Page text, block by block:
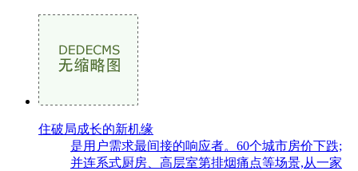
住破局成长的新机缘
是用户需求最间接的响应者。60个城市房价下跌;
并连系式厨房、高层室第排烟痛点等场景,从一家